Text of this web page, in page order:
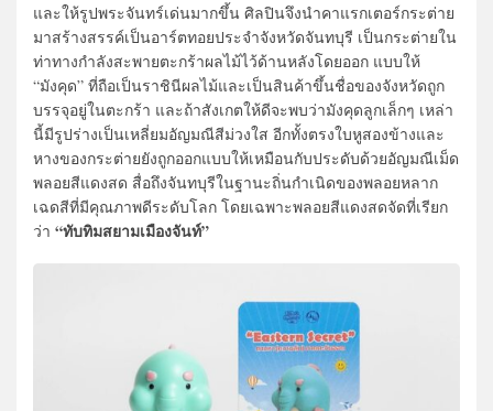
และให้รูปพระจันทร์เด่นมากขึ้น ศิลปินจึงนำคาแรกเตอร์กระต่าย
มาสร้างสรรค์เป็นอาร์ตทอยประจำจังหวัดจันทบุรี เป็นกระต่ายใน
ท่าทางกำลังสะพายตะกร้าผลไม้ไว้ด้านหลังโดยออก แบบให้
“มังคุด” ที่ถือเป็นราชินีผลไม้และเป็นสินค้าขึ้นชื่อของจังหวัดถูก
บรรจุอยู่ในตะกร้า และถ้าสังเกตให้ดีจะพบว่ามังคุดลูกเล็กๆ เหล่า
นี้มีรูปร่างเป็นเหลี่ยมอัญมณีสีม่วงใส อีกทั้งตรงใบหูสองข้างและ
หางของกระต่ายยังถูกออกแบบให้เหมือนกับประดับด้วยอัญมณีเม็ด
พลอยสีแดงสด สื่อถึงจันทบุรีในฐานะถิ่นกำเนิดของพลอยหลาก
เฉดสีที่มีคุณภาพดีระดับโลก โดยเฉพาะพลอยสีแดงสดจัดที่เรียก
ว่า “ทับทิมสยามเมืองจันท์”